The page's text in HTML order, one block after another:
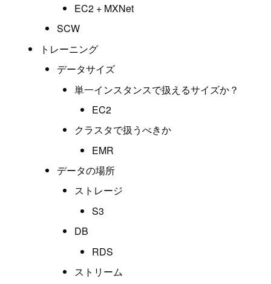
EC2 + MXNet
SCW
トレーニング
データサイズ
単一インスタンスで扱えるサイズか？
EC2
クラスタで扱うべきか
EMR
データの場所
ストレージ
S3
DB
RDS
ストリーム